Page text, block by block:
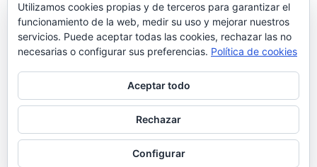
© 2026 Manquepierda - Tema para WordPress
porKadence WP
Utilizamos cookies propias y de terceros para garantizar el
funcionamiento de la web, medir su uso y mejorar nuestros
servicios. Puede aceptar todas las cookies, rechazar las no
necesarias o configurar sus preferencias. Política de cookies
Aceptar todo
Rechazar
Configurar